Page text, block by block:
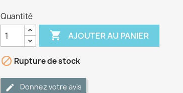
Quantité
 AJOUTER AU PANIER
 Rupture de stock
Donnez votre avis